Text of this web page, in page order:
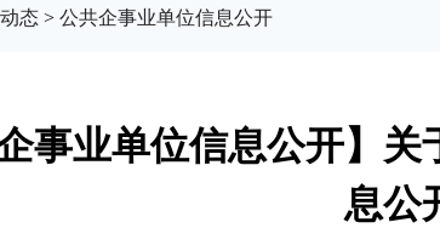
态 > 公共企事业单位信息公开
企事业单位信息公开】
息公